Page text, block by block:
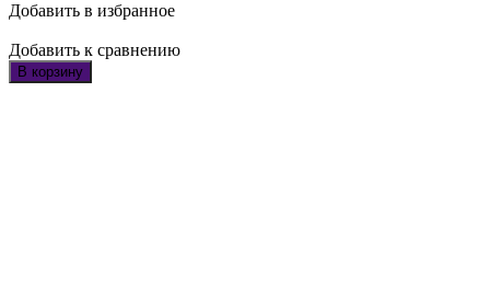
Добавить в избранное
Добавить к сравнению
В корзину